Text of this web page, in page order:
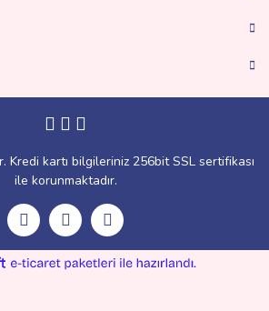
Kredi kartı bilgileriniz 256bit SSL sertifikası
ile korunmaktadır.
ideasoft
e-